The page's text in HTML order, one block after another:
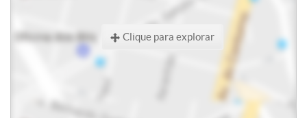
Clique para explorar